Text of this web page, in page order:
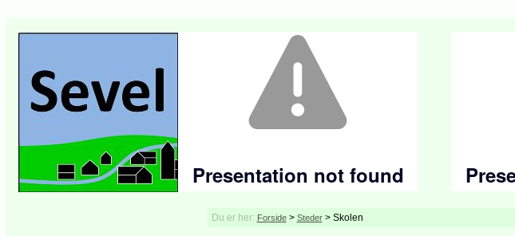
Du er her: Forside> Steder> Skolen